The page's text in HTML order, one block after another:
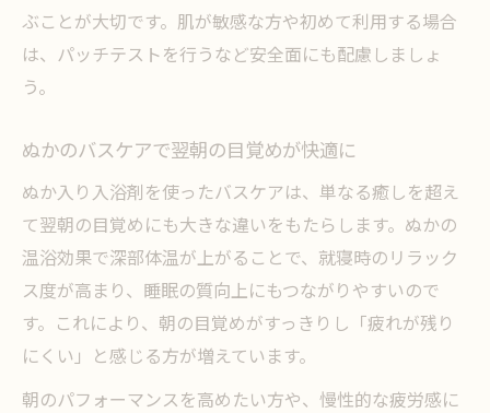
ぶことが大切です。肌が敏感な方や初めて利用する場合
は、パッチテストを行うなど安全面にも配慮しましょ
う。
ぬかのバスケアで翌朝の目覚めが快適に
ぬか入り入浴剤を使ったバスケアは、単なる癒しを超え
て翌朝の目覚めにも大きな違いをもたらします。ぬかの
温浴効果で深部体温が上がることで、就寝時のリラック
ス度が高まり、睡眠の質向上にもつながりやすいので
す。これにより、朝の目覚めがすっきりし「疲れが残り
にくい」と感じる方が増えています。
朝のパフォーマンスを高めたい方や、慢性的な疲労感に